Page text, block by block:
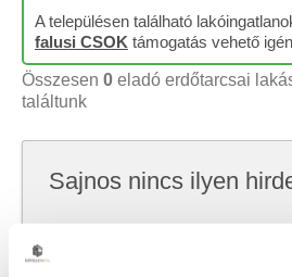
A településen található
falusi CSOK támogatás vehető
Összesen 0 eladó erdőtarcsai
találtunk
Sajnos nincs ilyen
keresni, hátha akkor